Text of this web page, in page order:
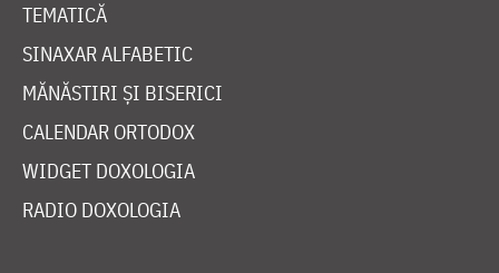
TEMATICĂ
SINAXAR ALFABETIC
MĂNĂSTIRI ȘI BISERICI
CALENDAR ORTODOX
WIDGET DOXOLOGIA
RADIO DOXOLOGIA